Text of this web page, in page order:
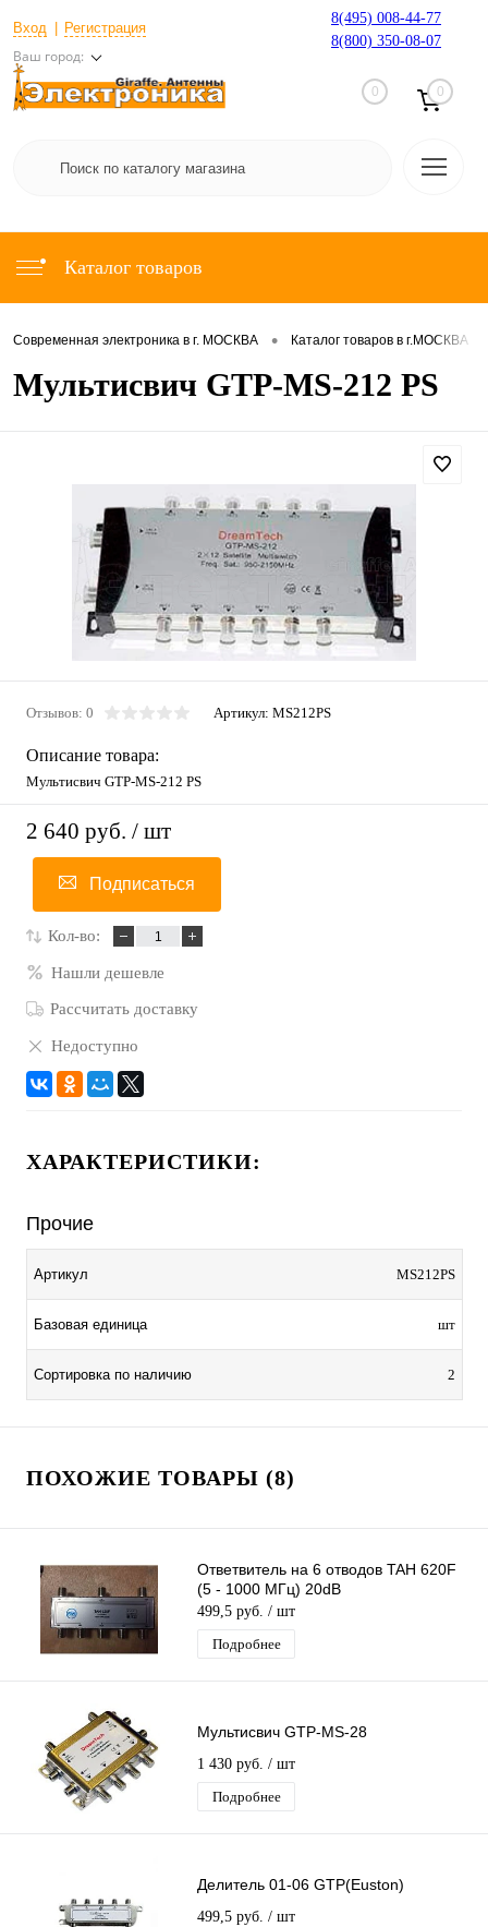
Вход Регистрация
Ваш город:
8(495) 008-44-77
8(800) 350-08-07
0 0
Каталог товаров
Современная электроника в г. МОСКВА • Каталог товаров в г.МОСКВА
Мультисвич GTP-MS-212 PS
Отзывов: 0 Артикул: MS212PS
Описание товара:
Мультисвич GTP-MS-212 PS
2 640 руб. / шт
Подписаться
Кол-во:
Нашли дешевле
Рассчитать доставку
Недоступно
ХАРАКТЕРИСТИКИ:
Прочие
Артикул MS212PS
Базовая единица шт
Сортировка по наличию 2
ПОХОЖИЕ ТОВАРЫ (8)
Ответвитель на 6 отводов TAH 620F
(5 - 1000 МГц) 20dB
499,5 руб. / шт
Подробнее
Мультисвич GTP-MS-28
1 430 руб. / шт
Подробнее
Делитель 01-06 GTP(Euston)
499,5 руб. / шт